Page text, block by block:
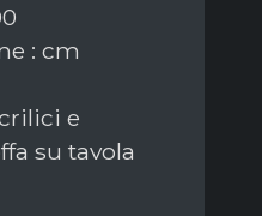
: cm
e
su tavola